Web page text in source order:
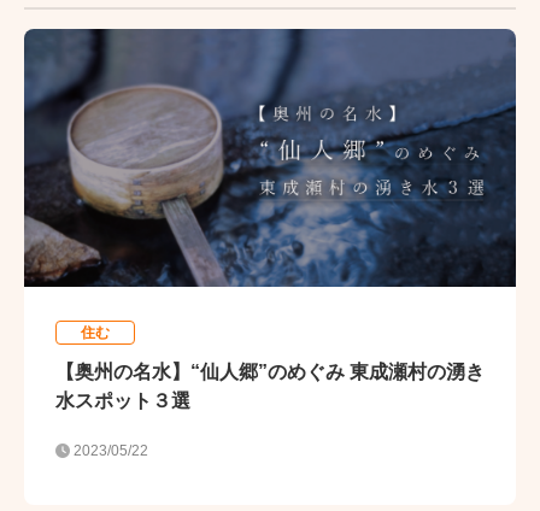
住む
【奥州の名水】“仙人郷”のめぐみ 東成瀬村の湧き
水スポット３選
2023/05/22